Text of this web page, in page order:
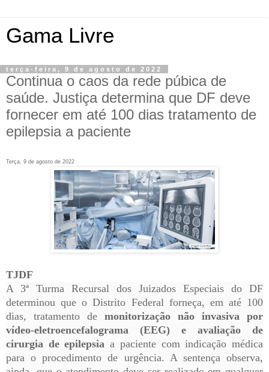
Gama Livre
terça-feira, 9 de agosto de 2022
Continua o caos da rede púbica de
saúde. Justiça determina que DF deve
fornecer em até 100 dias tratamento de
epilepsia a paciente
Terça, 9 de agosto de 2022
TJDF
A 3ª Turma Recursal dos Juizados Especiais do DF
determinou que o Distrito Federal forneça, em até 100
dias, tratamento de monitorização não invasiva por
vídeo-eletroencefalograma (EEG) e avaliação de
cirurgia de epilepsiaa paciente com indicação médica
para o procedimento de urgência. A sentença observa,